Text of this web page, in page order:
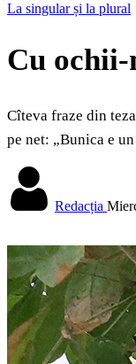
La singular și la plural
Cu ochii-
Cîteva fraze din
pe net: „Bunica e
Redacția